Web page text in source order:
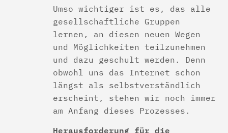
Umso wichtiger ist es, das alle
gesellschaftliche Gruppen
lernen, an diesen neuen Wegen
und Möglichkeiten teilzunehmen
und dazu geschult werden. Denn
obwohl uns das Internet schon
längst als selbstverständlich
erscheint, stehen wir noch immer
am Anfang dieses Prozesses.
Herausforderung für die